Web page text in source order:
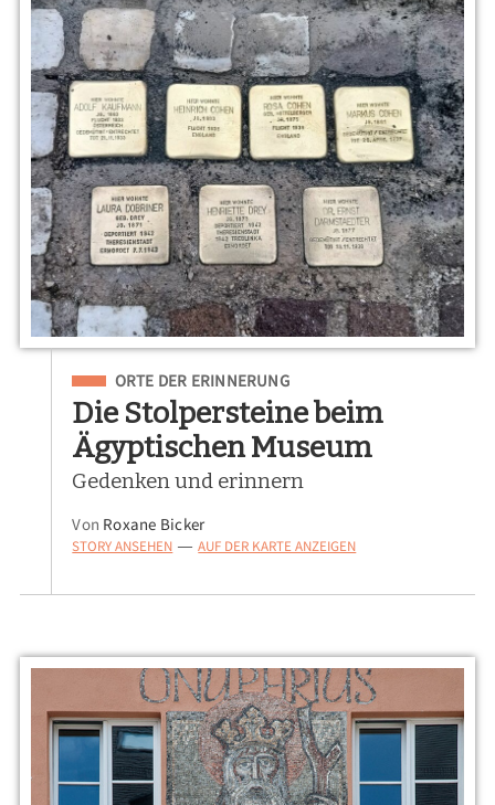
Eingeordnet unter
ORTE DER ERINNERUNG
Die Stolpersteine beim
Ägyptischen Museum
Gedenken und erinnern
Von Roxane Bicker
STORY ANSEHEN — AUF DER KARTE ANZEIGEN